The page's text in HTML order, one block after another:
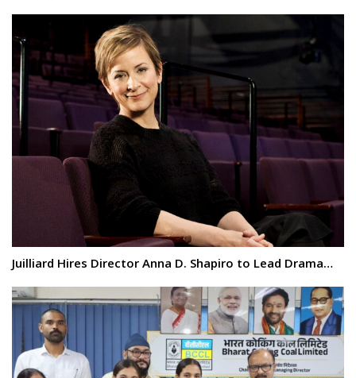
Juilliard Hires Director Anna D. Shapiro to Lead Drama…